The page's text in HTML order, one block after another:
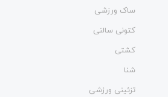
ساک ورزشی
کتونی سالنی
کشتی
شنا
تزئینی ورزشی